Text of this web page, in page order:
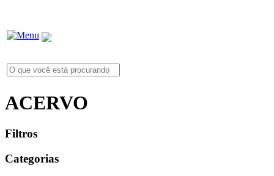
ACERVO
Filtros
Categorias